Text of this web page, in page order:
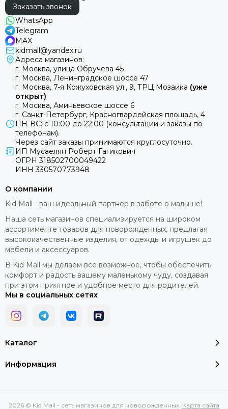
Заказать звонок
WhatsApp
Telegram
MAX
kidmall@yandex.ru
Адреса магазинов:
г. Москва, улица Обручева 45
г. Москва, Ленинградское шоссе 47
г. Москва, 7-я Кожуховская ул., 9, ТРЦ Мозаика (уже
открыт)
г. Москва, Аминьевское шоссе 6
г. Санкт-Петербург, Красногвардейская площадь, 4
ПН-ВС: с 10:00 до 22:00 (консультации и заказы по
телефонам).
Через сайт заказы принимаются круглосуточно.
ИП Мусаелян Роберт Гагикович
ОГРН 318502700049422
ИНН 330570773948
Каталог
Информация
О компании
Kid Mall - ваш идеальный партнер в заботе о малыше!
Наша сеть магазинов специализируется на широком
ассортименте товаров для новорожденных, предлагая
высококачественные изделия, от одежды и игрушек до
мебели и аксессуаров.
В Kid Mall мы делаем все возможное, чтобы обеспечить
комфорт и радость вашему маленькому чуду, создавая
при этом приятное и удобное место для родителей.
Мы в социальных сетях
2026 © Kid Mall - сеть магазинов для новорожденных. Карта сайта